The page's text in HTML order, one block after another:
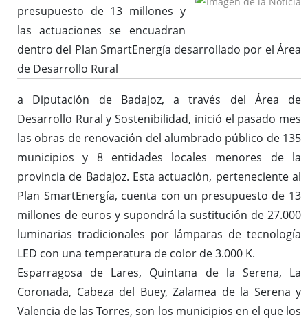
presupuesto de 13 millones y
las actuaciones se encuadran
dentro del Plan SmartEnergía desarrollado por el Área
de Desarrollo Rural
a Diputación de Badajoz, a través del Área de
Desarrollo Rural y Sostenibilidad, inició el pasado mes
las obras de renovación del alumbrado público de 135
municipios y 8 entidades locales menores de la
provincia de Badajoz. Esta actuación, perteneciente al
Plan SmartEnergía, cuenta con un presupuesto de 13
millones de euros y supondrá la sustitución de 27.000
luminarias tradicionales por lámparas de tecnología
LED con una temperatura de color de 3.000 K.
Esparragosa de Lares, Quintana de la Serena, La
Coronada, Cabeza del Buey, Zalamea de la Serena y
Valencia de las Torres, son los municipios en el que los